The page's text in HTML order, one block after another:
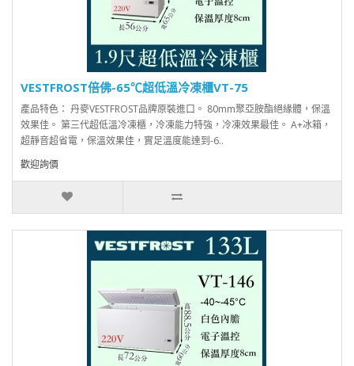
VESTFROST倍佛-65℃超低溫冷凍櫃VT-75
產品特色： 丹麥VESTFROST品牌原裝進口。 80mm聚亞胺酯絕緣體，保溫
效果佳。 第三代超低溫冷凍櫃，冷凍能力特強，冷凍效果最佳。 A+冰箱，
超靜音超省電，保溫效果佳，實足溫度能達到-6..
歡迎詢價